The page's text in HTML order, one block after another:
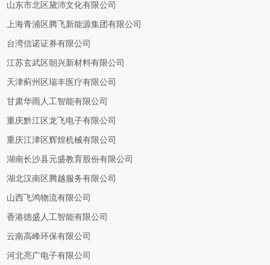
山东市北区黛沛文化有限公司
上海青浦区腾飞新能源集团有限公司
台湾信诺证券有限公司
江苏玄武区朝兴新材料有限公司
天津蓟州区瑞丰医疗有限公司
甘肃华雨人工智能有限公司
重庆黔江区龙飞电子有限公司
重庆江津区辉煌机械有限公司
湖南长沙县元盛教育股份有限公司
湖北汉南区腾越服务有限公司
山西飞鸿物流有限公司
香港德盛人工智能有限公司
云南高峰环保有限公司
河北亮广电子有限公司